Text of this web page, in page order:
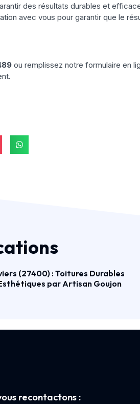
des résultats durables et
avec vous pour garantir que le
ou remplissez notre formulaire en
(27400) : Toitures Durables
par Artisan Goujon
recontactons :